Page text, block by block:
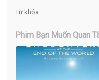
Từ khóa
Phim Bạn Muốn Quan